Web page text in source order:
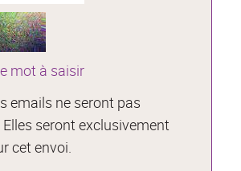
mot à saisir
emails ne seront pas
seront exclusivement
cet envoi.